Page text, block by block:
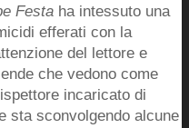
Festa ha intessuto una
efferati con la
del lettore e
che vedono come
incaricato di
sta sconvolgendo alcune